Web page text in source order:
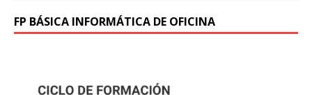
FP BÁSICA INFORMÁTICA DE OFICINA